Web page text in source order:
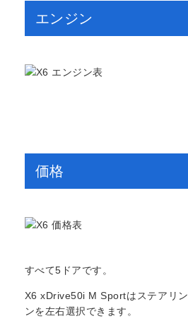
エンジン
価格
すべて5ドアです。
X6 xDrive50i M Sportはステアリ
ンを左右選択できます。